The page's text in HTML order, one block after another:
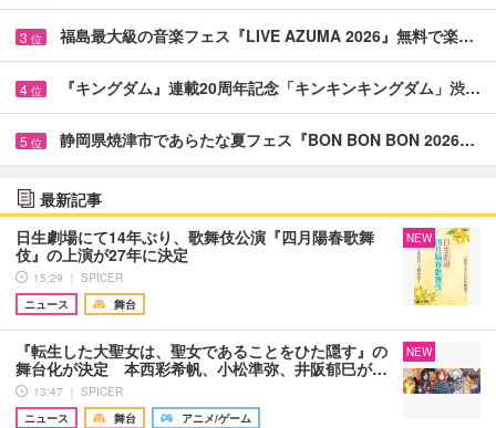
3 位 福島最大級の音楽フェス『LIVE AZUMA 2026』無料で楽…
4 位 『キングダム』連載20周年記念「キンキンキングダム」渋…
5 位 静岡県焼津市であらたな夏フェス『BON BON BON 2026…
最新記事
日生劇場にて14年ぶり、歌舞伎公演『四月陽春歌舞
伎』の上演が27年に決定
15:29 ｜ SPICER
ニュース
舞台
NEW
『転生した大聖女は、聖女であることをひた隠す』の
舞台化が決定 本西彩希帆、小松準弥、井阪郁巳が…
13:47 ｜ SPICER
ニュース
舞台 アニメ/ゲーム
NEW